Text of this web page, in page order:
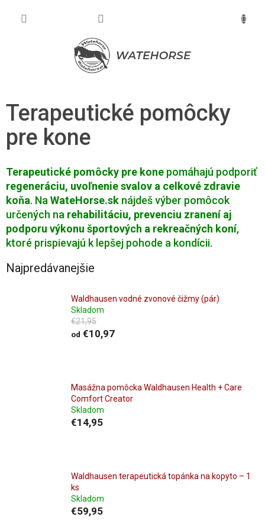
Terapeutické pomôcky
pre kone
Terapeutické pomôcky pre kone pomáhajú podporiť
regeneráciu, uvoľnenie svalov a celkové zdravie
koňa. Na WateHorse.sk nájdeš výber pomôcok
určených na rehabilitáciu, prevenciu zranení aj
podporu výkonu športových a rekreačných koní,
ktoré prispievajú k lepšej pohode a kondícii.
Najpredávanejšie
Waldhausen vodné zvonové čižmy (pár)
Skladom
€21,95
od €10,97
Masážna pomôcka Waldhausen Health + Care
Comfort Creator
Skladom
€14,95
Waldhausen terapeutická topánka na kopyto – 1
ks
Skladom
€59,95